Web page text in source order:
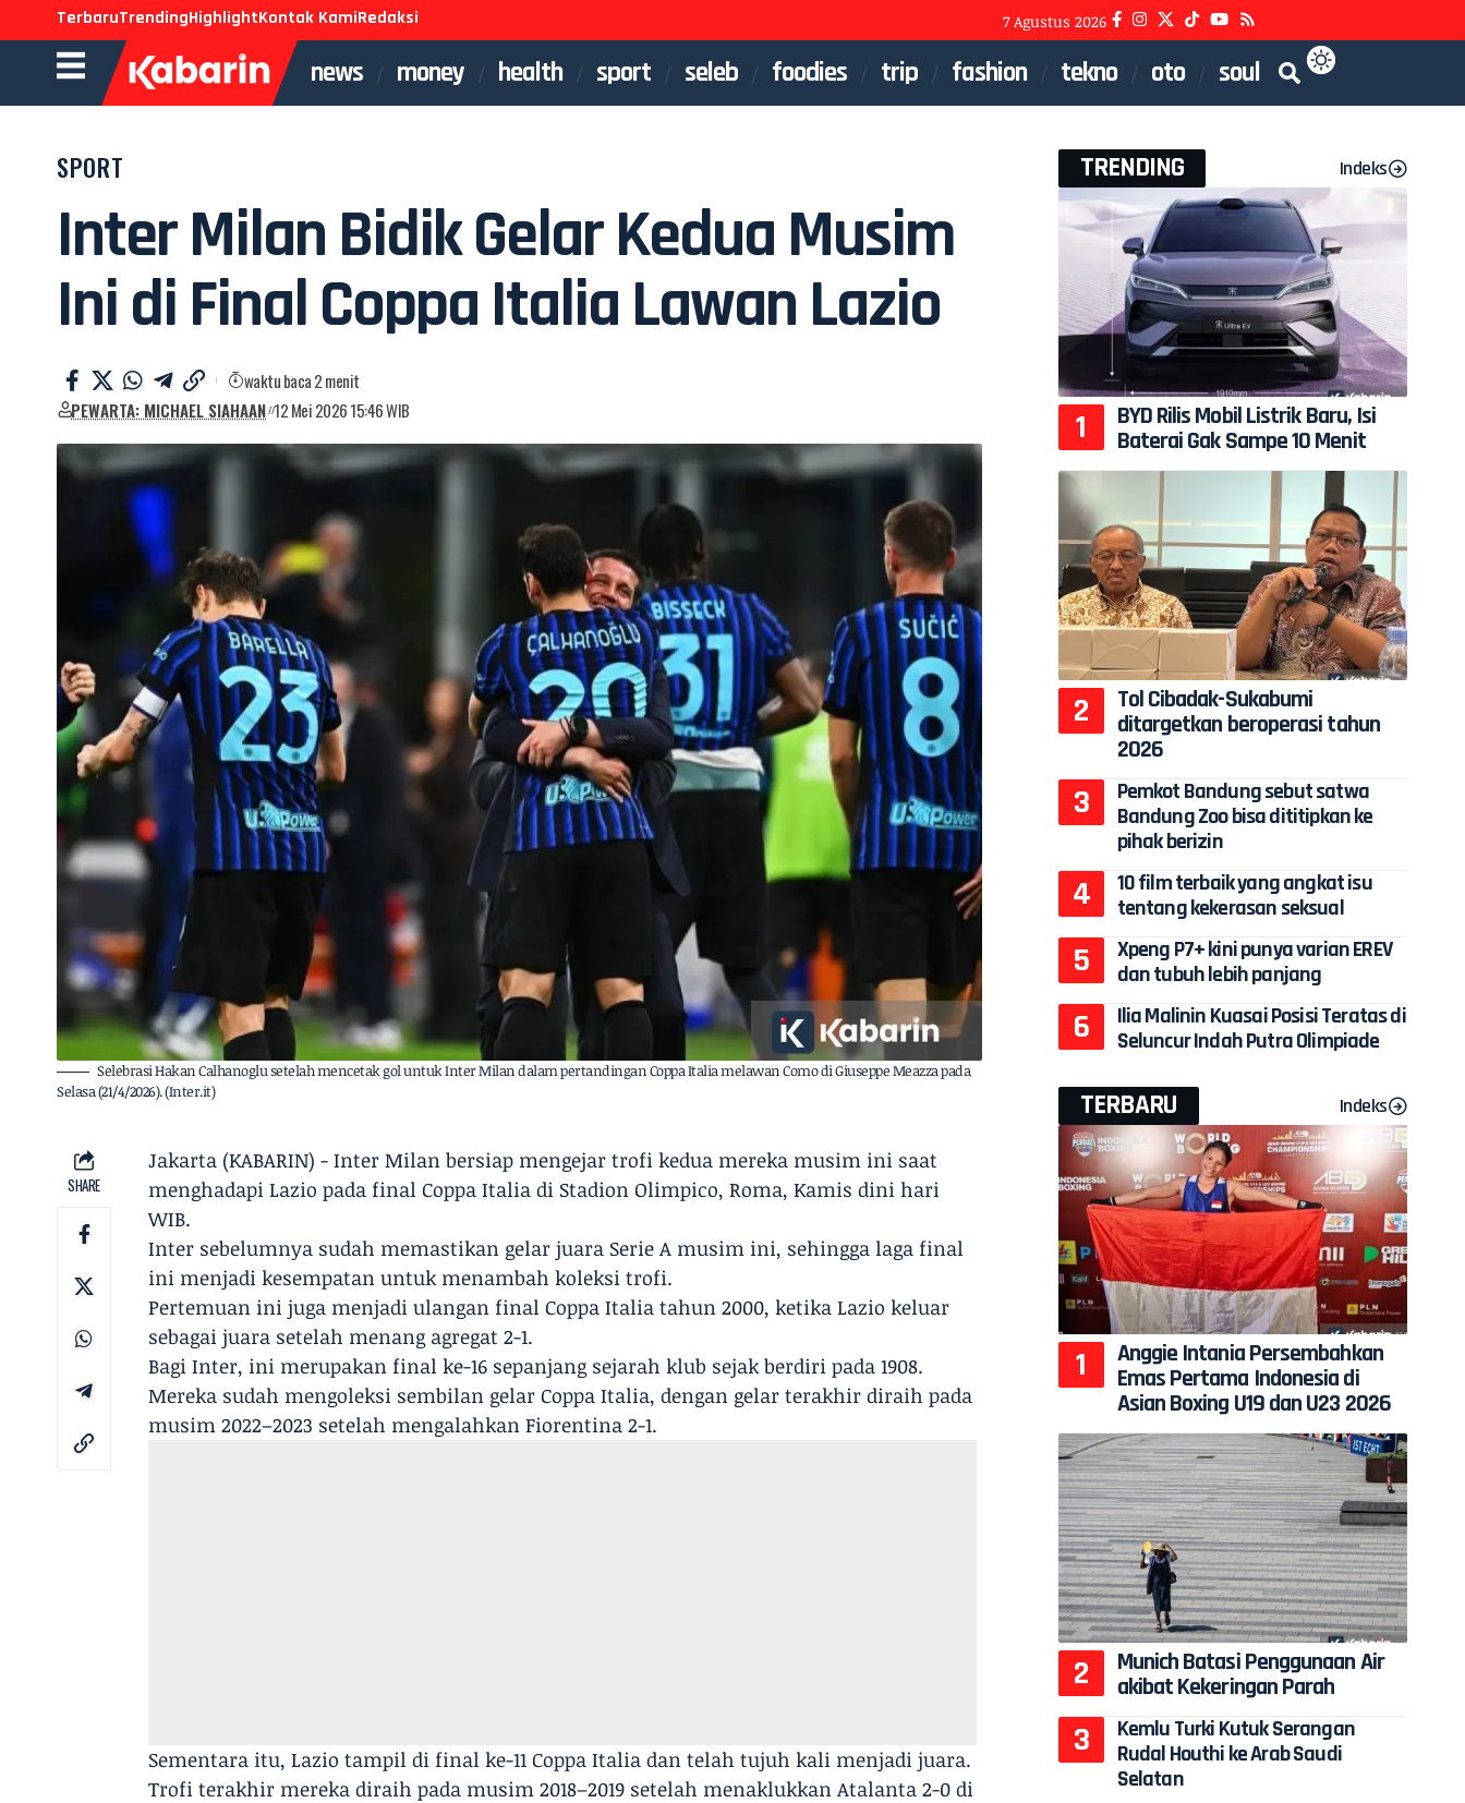
TerbaruTrendingHighlightKontak KamiRedaksi 7 Agustus 2026
news money health sport seleb foodies trip fashion tekno oto soul
SPORT
Inter Milan Bidik Gelar Kedua Musim
Ini di Final Coppa Italia Lawan Lazio
PEWARTA: MICHAEL SIAHAAN 12 Mei 2026 15:46 WIB
waktu baca 2 menit
Selebrasi Hakan Calhanoglu setelah mencetak gol untuk Inter Milan dalam pertandingan Coppa Italia melawan Como di Giuseppe Meazza pada
Selasa (21/4/2026). (Inter.it)
SHARE
Jakarta (KABARIN) - Inter Milan bersiap mengejar trofi kedua mereka musim ini saat
menghadapi Lazio pada final Coppa Italia di Stadion Olimpico, Roma, Kamis dini hari
WIB.
Inter sebelumnya sudah memastikan gelar juara Serie A musim ini, sehingga laga final
ini menjadi kesempatan untuk menambah koleksi trofi.
Pertemuan ini juga menjadi ulangan final Coppa Italia tahun 2000, ketika Lazio keluar
sebagai juara setelah menang agregat 2-1.
Bagi Inter, ini merupakan final ke-16 sepanjang sejarah klub sejak berdiri pada 1908.
Mereka sudah mengoleksi sembilan gelar Coppa Italia, dengan gelar terakhir diraih pada
musim 2022–2023 setelah mengalahkan Fiorentina 2-1.
Sementara itu, Lazio tampil di final ke-11 Coppa Italia dan telah tujuh kali menjadi juara.
Trofi terakhir mereka diraih pada musim 2018–2019 setelah menaklukkan Atalanta 2-0 di
TRENDING Indeks
BYD Rilis Mobil Listrik Baru, Isi
Baterai Gak Sampe 10 Menit
Tol Cibadak-Sukabumi
ditargetkan beroperasi tahun
2026
Pemkot Bandung sebut satwa
Bandung Zoo bisa dititipkan ke
pihak berizin
10 film terbaik yang angkat isu
tentang kekerasan seksual
Xpeng P7+ kini punya varian EREV
dan tubuh lebih panjang
Ilia Malinin Kuasai Posisi Teratas di
Seluncur Indah Putra Olimpiade
TERBARU Indeks
Anggie Intania Persembahkan
Emas Pertama Indonesia di
Asian Boxing U19 dan U23 2026
Munich Batasi Penggunaan Air
akibat Kekeringan Parah
Kemlu Turki Kutuk Serangan
Rudal Houthi ke Arab Saudi
Selatan